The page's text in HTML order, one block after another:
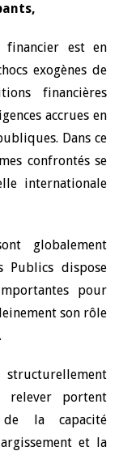
financier est en
exogènes de
financières
accrues en
Dans ce
confrontés se
internationale
globalement
Publics dispose
pour
son rôle
portent
la capacité
et la